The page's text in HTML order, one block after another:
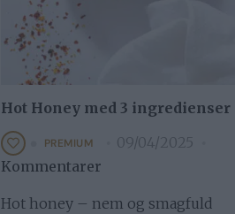
Hot Honey med 3 ingredienser
PREMIUM
09/04/2025
Kommentarer
Hot honey – nem og smagfuld